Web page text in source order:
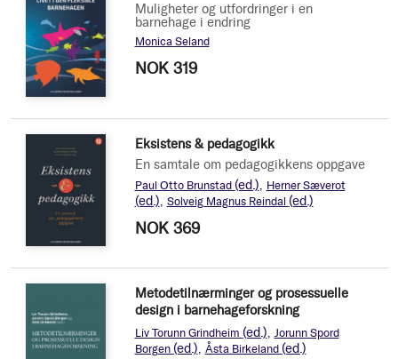
Muligheter og utfordringer i en
barnehage i endring
Monica Seland
NOK 319
Eksistens & pedagogikk
En samtale om pedagogikkens oppgave
Paul Otto Brunstad (ed.) Herner Sæverot
(ed.) Solveig Magnus Reindal (ed.)
NOK 369
Metodetilnærminger og prosessuelle
design i barnehageforskning
Liv Torunn Grindheim (ed.) Jorunn Spord
Borgen (ed.) Åsta Birkeland (ed.)